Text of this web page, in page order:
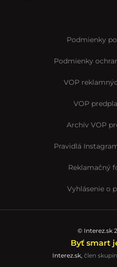
Podmienky
Podmienky
VOP
VOP
Archív VOP
Pravidlá
Reklamačný
Vyhlásenie o
© Interez.sk
Byť smart
Interez.sk, člen